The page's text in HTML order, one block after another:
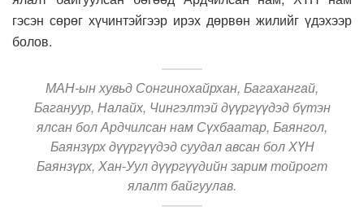
гэсэн сөрөг хүчинтэйгээр ирэх дөрвөн жилийг үдэхээр
болов.
МАН-ын хувьд Сонгинохайрхан, Багахангай,
Багануур, Налайх, Чингэлтэй дүүргүүдэд бүтэн
ялсан бол Ардчилсан нам Сүхбаатар, Баянгол,
Баянзүрх дүүргүүдэд суудал авсан бол ХҮН
Баянзүрх, Хан-Уул дүүргүүдийн зарим тойрогт
ялалт байгуулав.